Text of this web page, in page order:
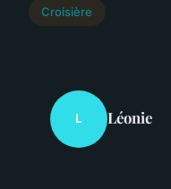
Croisière
L Léonie